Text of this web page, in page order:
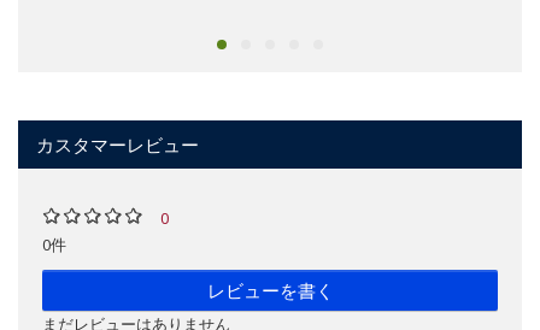
カスタマーレビュー
0
0件
レビューを書く
まだレビューはありません